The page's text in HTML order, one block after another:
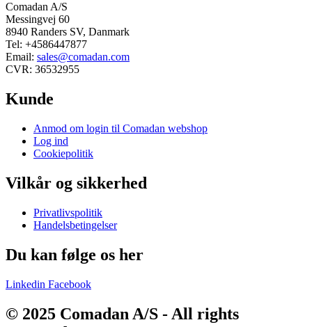
Comadan A/S
Messingvej 60
8940 Randers SV, Danmark
Tel: +4586447877
Email: sales@comadan.com
CVR: 36532955
Kunde
Main
Menu
Anmod om login til Comadan webshop
Log ind
Cookiepolitik
Vilkår og sikkerhed
Main
Menu
Privatlivspolitik
Handelsbetingelser
Du kan følge os her
Linkedin Facebook
© 2025 Comadan A/S - All rights